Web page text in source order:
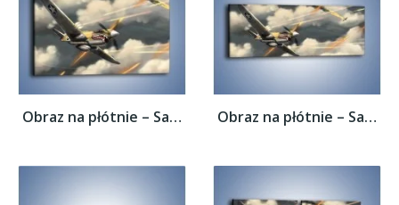
Obraz na płótnie – Samolotem w stronę... Obraz na płótnie – Samolotem w stronę...